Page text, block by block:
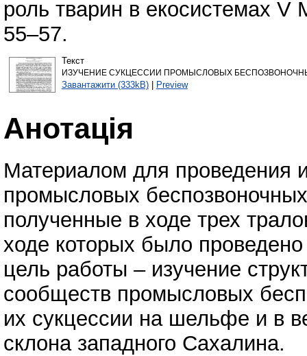
роль тварин в екосистемах
55–57.
Текст
ИЗУЧЕНИЕ СУКЦЕССИИ ПРОМЫСЛОВЫХ
Завантажити (333kB)| Preview
Анотація
Материалом для проведения
промысловых
полученные в ходе трех
ходе которых было
цель работы – изучение
сообществ промысловых
их сукцессии на шельфе и в
склона западного Сахалина.